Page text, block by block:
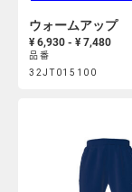
ウォームアップ
¥ 6,930 - ¥ 7,480
Product
品番
32JT015100